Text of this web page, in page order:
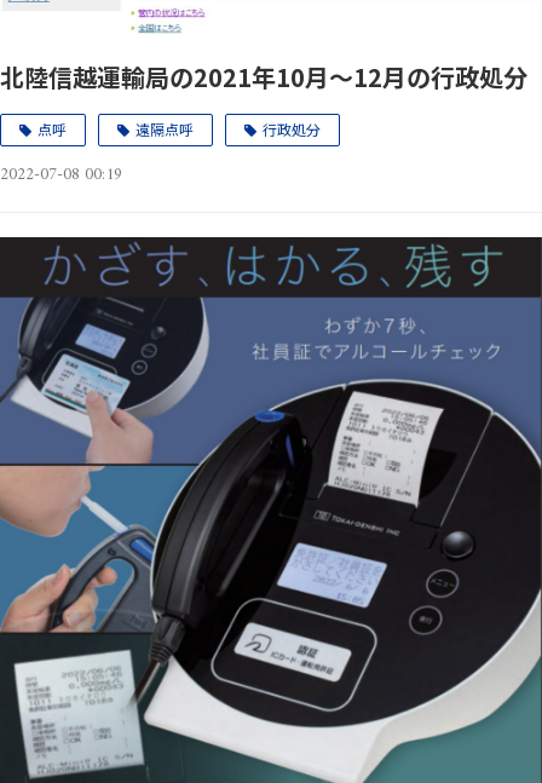
北陸信越運輸局の2021年10月～12月の行政処分
点呼 遠隔点呼 行政処分
2022-07-08 00:19